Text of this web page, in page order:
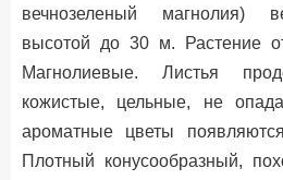
вечнозеленый магнолия)
высотой до 30 м. Растение
Магнолиевые. Листья
кожистые, цельные, не
ароматные цветы
Плотный конусообразный,